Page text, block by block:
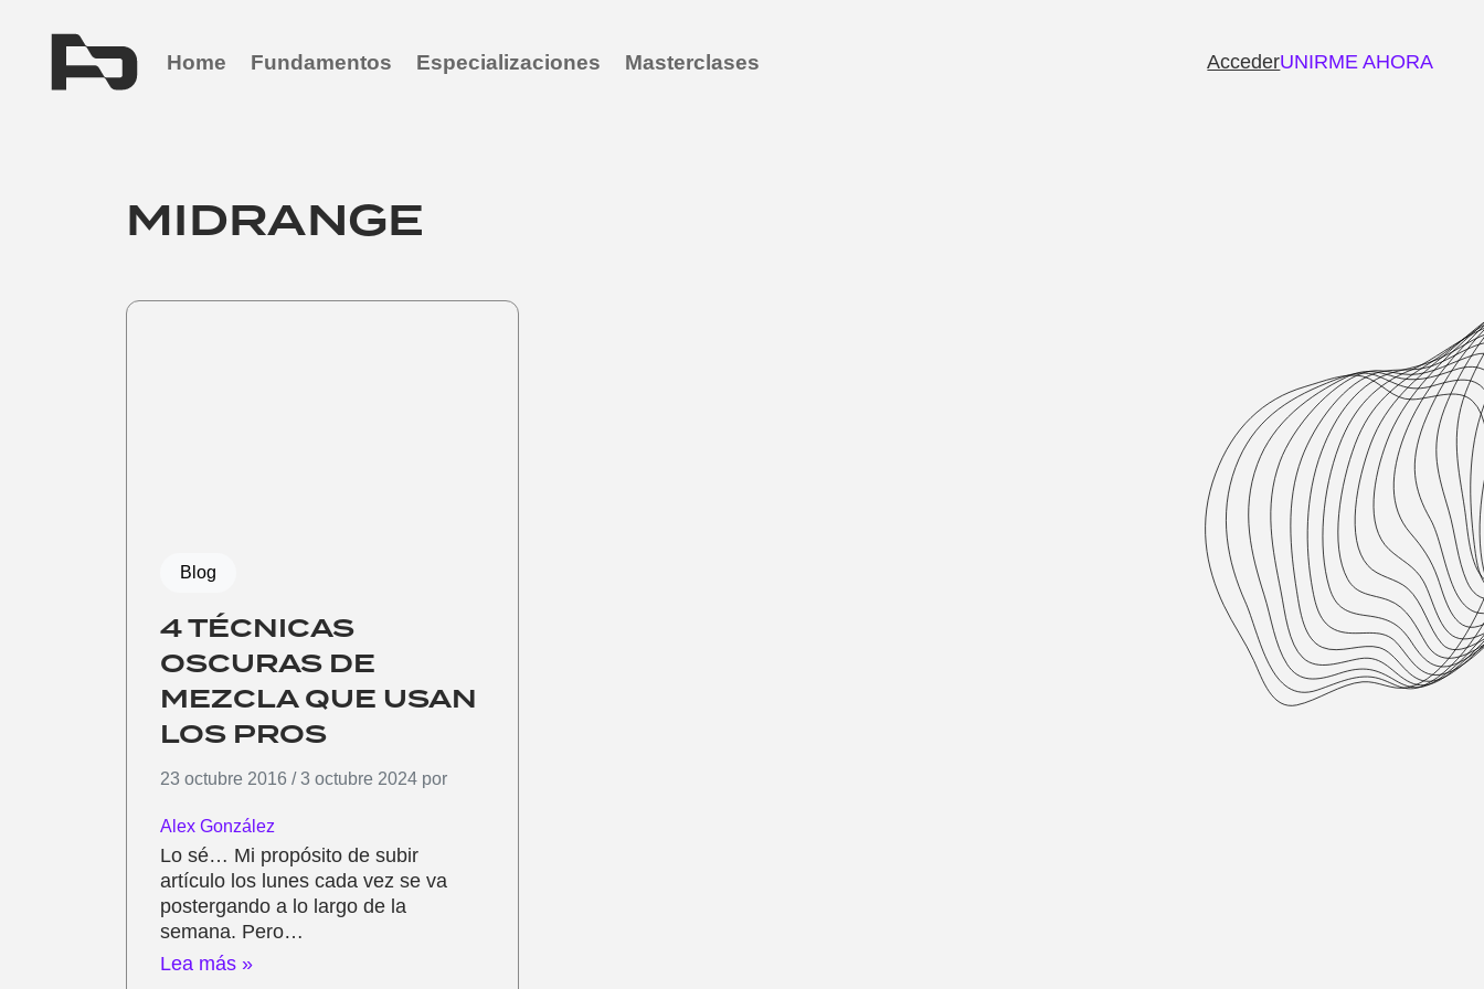
Home Fundamentos Especializaciones Masterclases AccederUNIRME AHORA
MIDRANGE
Blog
4 TÉCNICAS
OSCURAS DE
MEZCLA QUE USAN
LOS PROS
23 octubre 2016 / 3 octubre 2024 por
Alex González
Lo sé… Mi propósito de subir
artículo los lunes cada vez se va
postergando a lo largo de la
semana. Pero…
Lea más »